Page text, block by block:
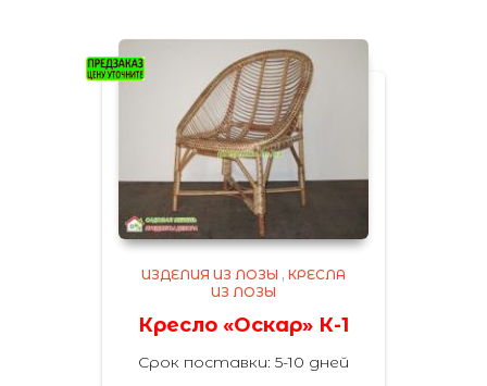
ИЗДЕЛИЯ ИЗ ЛОЗЫ , КРЕСЛА
ИЗ ЛОЗЫ
Кресло «Оскар» К-1
Срок поставки: 5-10 дней